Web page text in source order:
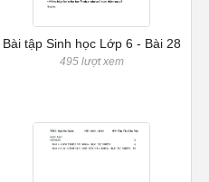
Bài tập Sinh học Lớp 6 - Bài 28
495 lượt xem